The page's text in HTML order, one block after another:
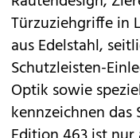
Türzuziehgriffe in
aus Edelstahl,
Schutzleisten-
Optik sowie
kennzeichnen das